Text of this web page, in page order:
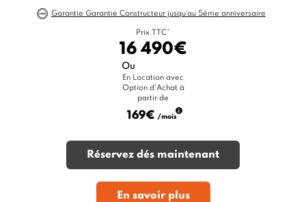
Garantie Garantie Constructeur jusqu'au 5ème anniversaire
Prix TTC*
16 490€
Ou
En Location avec
Option d'Achat à
partir de
169€ /mois
Réservez dés maintenant
En savoir plus